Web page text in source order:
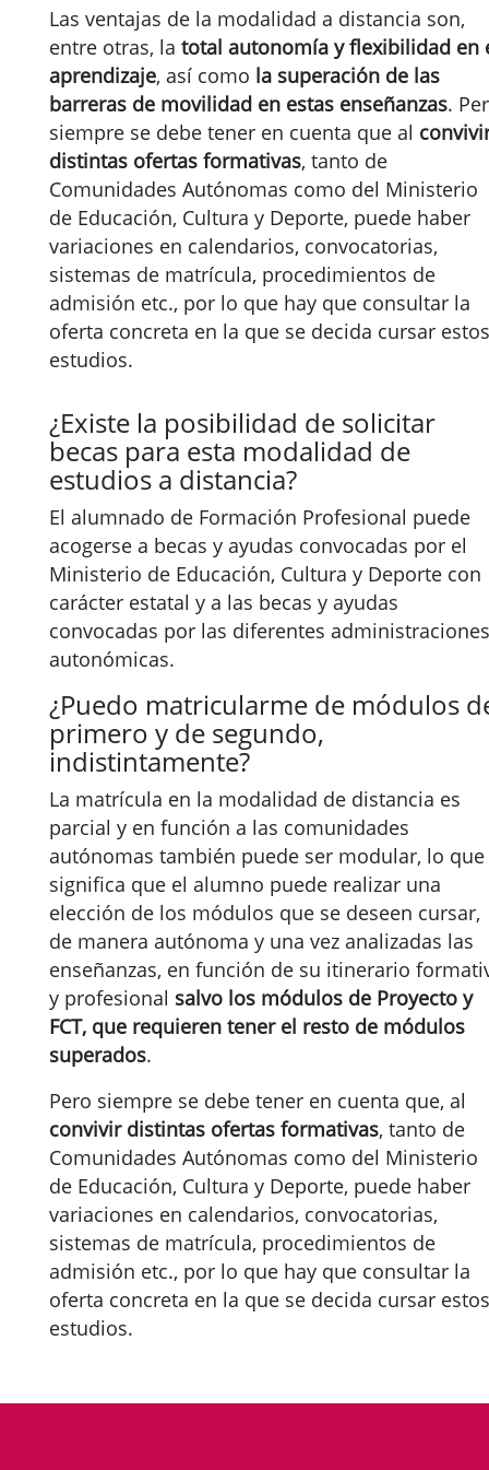
Las ventajas de la modalidad a distancia son,
entre otras, la total autonomía y flexibilidad en
aprendizaje, así como la superación de las
barreras de movilidad en estas enseñanzas.
siempre se debe tener en cuenta que al
distintas ofertas formativas, tanto de
Comunidades Autónomas como del Ministerio
de Educación, Cultura y Deporte, puede haber
variaciones en calendarios, convocatorias,
sistemas de matrícula, procedimientos de
admisión etc., por lo que hay que consultar la
oferta concreta en la que se decida cursar estos
estudios.
¿Existe la posibilidad de solicitar
becas para esta modalidad de
estudios a distancia?
El alumnado de Formación Profesional puede
acogerse a becas y ayudas convocadas por el
Ministerio de Educación, Cultura y Deporte con
carácter estatal y a las becas y ayudas
convocadas por las diferentes administraciones
autonómicas.
¿Puedo matricularme de módulos
primero y de segundo,
indistintamente?
La matrícula en la modalidad de distancia es
parcial y en función a las comunidades
autónomas también puede ser modular, lo que
significa que el alumno puede realizar una
elección de los módulos que se deseen cursar,
de manera autónoma y una vez analizadas las
enseñanzas, en función de su itinerario
y profesional salvo los módulos de Proyecto y
FCT, que requieren tener el resto de módulos
superados.
Pero siempre se debe tener en cuenta que, al
convivir distintas ofertas formativas, tanto de
Comunidades Autónomas como del Ministerio
de Educación, Cultura y Deporte, puede haber
variaciones en calendarios, convocatorias,
sistemas de matrícula, procedimientos de
admisión etc., por lo que hay que consultar la
oferta concreta en la que se decida cursar estos
estudios.